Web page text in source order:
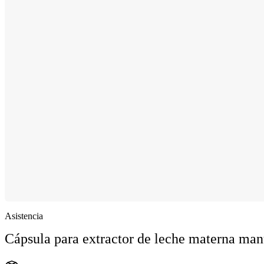
Asistencia
Cápsula para extractor de leche materna